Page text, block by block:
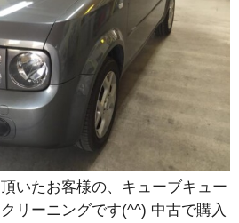
いたお客様の、キューブキュー
リーニングです(^^) 中古で購入